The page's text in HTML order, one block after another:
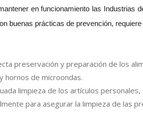
en funcionamiento las Industrias
buenas prácticas de prevención,
preservación y preparación de los
hornos de microondas.
limpieza de los artículos
para asegurar la limpieza de las